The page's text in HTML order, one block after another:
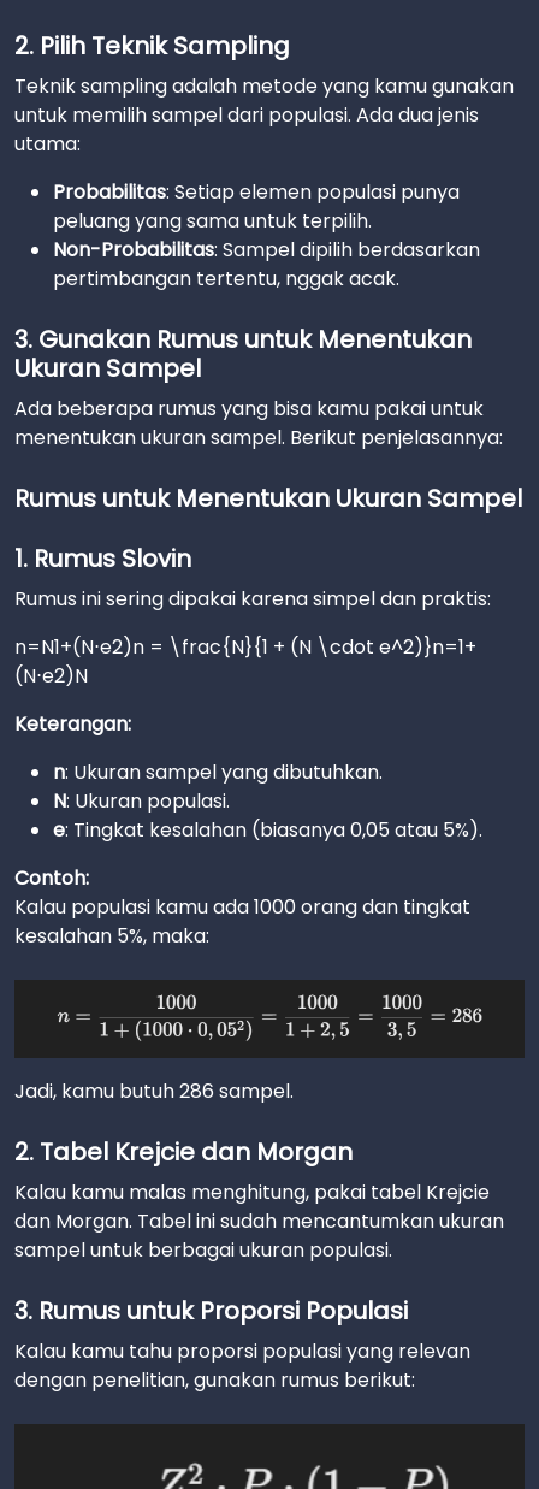
2. Pilih Teknik Sampling
Teknik sampling adalah metode yang kamu gunakan
untuk memilih sampel dari populasi. Ada dua jenis
utama:
Probabilitas: Setiap elemen populasi punya
peluang yang sama untuk terpilih.
Non-Probabilitas: Sampel dipilih berdasarkan
pertimbangan tertentu, nggak acak.
3. Gunakan Rumus untuk Menentukan
Ukuran Sampel
Ada beberapa rumus yang bisa kamu pakai untuk
menentukan ukuran sampel. Berikut penjelasannya:
Rumus untuk Menentukan Ukuran Sampel
1. Rumus Slovin
Rumus ini sering dipakai karena simpel dan praktis:
n=N1+(N⋅e2)n = \frac{N}{1 + (N \cdot e^2)}n=1+
(N⋅e2)N​
Keterangan:
n: Ukuran sampel yang dibutuhkan.
N: Ukuran populasi.
e: Tingkat kesalahan (biasanya 0,05 atau 5%).
Contoh:
Kalau populasi kamu ada 1000 orang dan tingkat
kesalahan 5%, maka:
Jadi, kamu butuh 286 sampel.
2. Tabel Krejcie dan Morgan
Kalau kamu malas menghitung, pakai tabel Krejcie
dan Morgan. Tabel ini sudah mencantumkan ukuran
sampel untuk berbagai ukuran populasi.
3. Rumus untuk Proporsi Populasi
Kalau kamu tahu proporsi populasi yang relevan
dengan penelitian, gunakan rumus berikut: